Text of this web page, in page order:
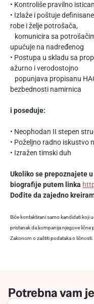
• Kontroliše pravilno
• Izlaže i poštuje
robe i želje potrošača,
komunicira sa
upućuje na nadređenog
• Postupa u skladu sa
ažurno i verodostojno
popunjava propisanu
bezbednosti namirnica
i poseduje:
• Neophodan II stepen
• Poželjno radno iskustvo
• Izražen timski duh
Ukoliko se prepoznajete
biografije putem linka
Dođite da zajedno
Biće kontaktirani samo kandidati koji
pristanak da kompanija njegove lične
Zakonom o zaštiti podataka o ličnosti.
Potrebna vam